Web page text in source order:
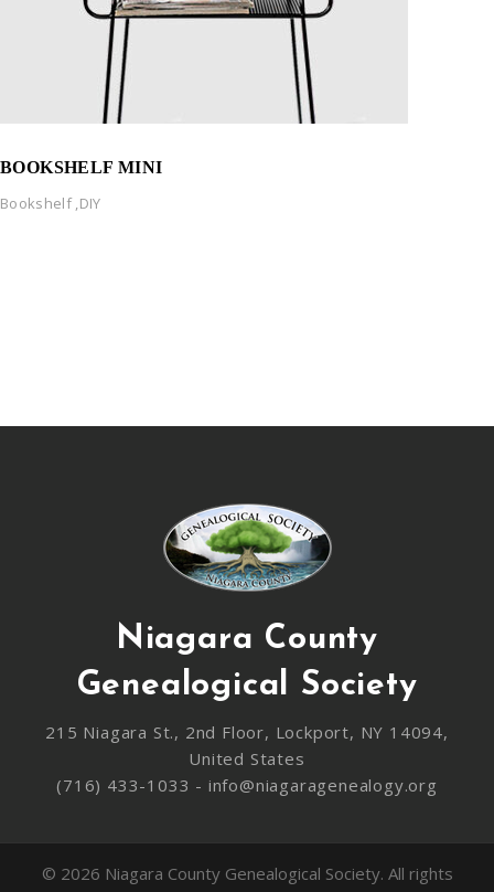
BOOKSHELF MINI
Bookshelf,DIY
Niagara County
Genealogical Society
215 Niagara St., 2nd Floor, Lockport, NY 14094,
United States
(716) 433-1033 - info@niagaragenealogy.org
© 2026 Niagara County Genealogical Society. All rights